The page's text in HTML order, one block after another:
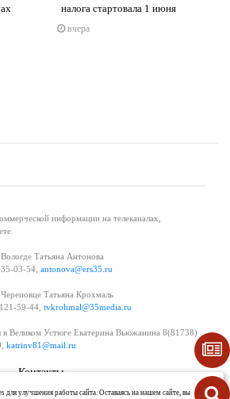
налога стартовала 1 июня
вчера
информации на телеканалах,
Татьяна Антонова
03-54, antonova@ers35.ru
Татьяна Крохмаль
59-44, tvkrohmal@35media.ru
в Великом Устюге Екатерина Вьюжанина 8(81738)
katrinv81@mail.ru
Контакты
и защиты персональных данных
улучшения работы сайта. Оставаясь на нашем сайте, вы